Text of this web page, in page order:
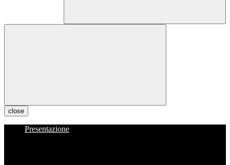
close
Presentazione